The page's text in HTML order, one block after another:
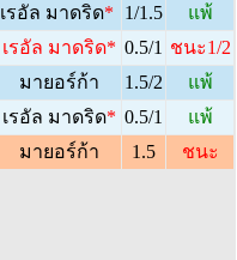
เรอัล มาดริด* 1/1.5
แพ้
เรอัล มาดริด* 0.5/1 ชนะ1/2
มายอร์ก้า 1.5/2
แพ้
เรอัล มาดริด* 0.5/1
แพ้
มายอร์ก้า 1.5 ชนะ